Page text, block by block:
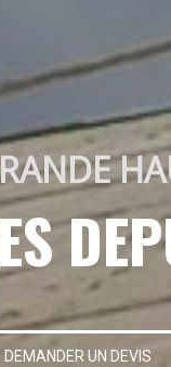
DEMANDER UN DEVIS